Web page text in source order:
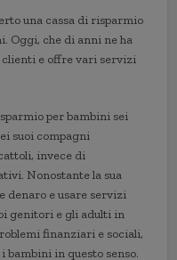
una cassa di risparmio
Oggi, che di anni ne ha
clienti e offre vari servizi
per bambini sei
suoi compagni
invece di
Nonostante la sua
denaro e usare servizi
genitori e gli adulti in
finanziari e sociali,
bambini in questo senso.